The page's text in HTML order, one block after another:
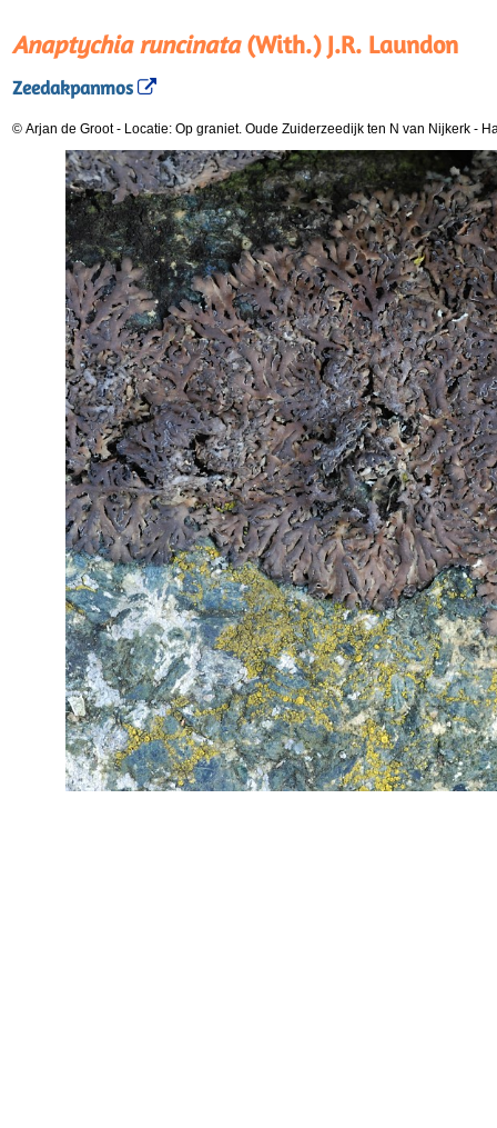
Anaptychia runcinata(With.) J.R. Laundon
Zeedakpanmos
© Arjan de Groot- Locatie: Op graniet. Oude Zuiderzeedijk ten N van Nijkerk -